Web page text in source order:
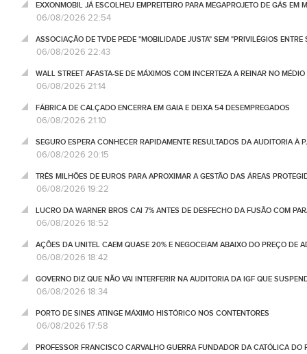
EXXONMOBIL JÁ ESCOLHEU EMPREITEIRO PARA MEGAPROJETO DE GÁS EM
06/08/2026 22:54
ASSOCIAÇÃO DE TVDE PEDE "MOBILIDADE JUSTA" SEM "PRIVILÉGIOS ENTRE
06/08/2026 22:43
WALL STREET AFASTA-SE DE MÁXIMOS COM INCERTEZA A REINAR NO
06/08/2026 21:14
FÁBRICA DE CALÇADO ENCERRA EM GAIA E DEIXA 54 DESEMPREGADOS
06/08/2026 21:10
SEGURO ESPERA CONHECER RAPIDAMENTE RESULTADOS DA AUDITORIA À
06/08/2026 20:15
TRÊS MILHÕES DE EUROS PARA APROXIMAR A GESTÃO DAS ÁREAS
06/08/2026 19:22
LUCRO DA WARNER BROS CAI 7% ANTES DE DESFECHO DA FUSÃO COM
06/08/2026 18:52
AÇÕES DA UNITEL CAEM QUASE 20% E NEGOCEIAM ABAIXO DO PREÇO DE
06/08/2026 18:42
GOVERNO DIZ QUE NÃO VAI INTERFERIR NA AUDITORIA DA IGF QUE
06/08/2026 18:34
PORTO DE SINES ATINGE MÁXIMO HISTÓRICO NOS CONTENTORES
06/08/2026 17:58
PROFESSOR FRANCISCO CARVALHO GUERRA FUNDADOR DA CATÓLICA DO